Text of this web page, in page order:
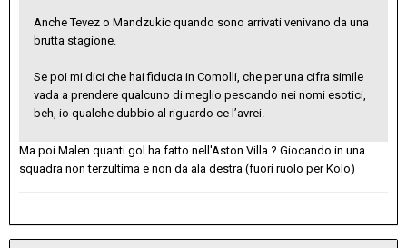
Anche Tevez o Mandzukic quando sono arrivati venivano da una
brutta stagione.
Se poi mi dici che hai fiducia in Comolli, che per una cifra simile
vada a prendere qualcuno di meglio pescando nei nomi esotici,
beh, io qualche dubbio al riguardo ce l’avrei.
Ma poi Malen quanti gol ha fatto nell'Aston Villa ? Giocando in una
squadra non terzultima e non da ala destra (fuori ruolo per Kolo)